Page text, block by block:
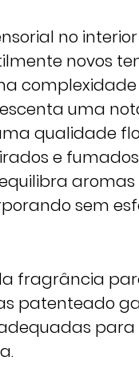
no
novos
uma
qualidade
e fumados
aromas
sem
fragrância
patenteado